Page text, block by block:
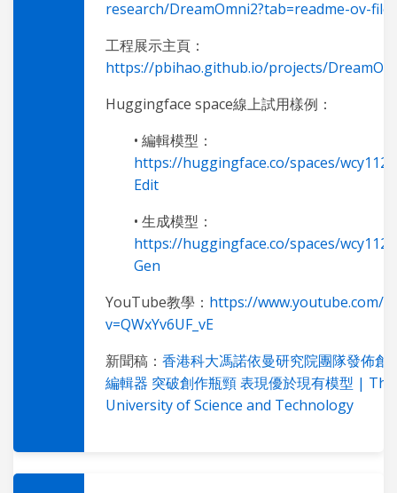
research/DreamOmni2?tab=readme-ov-file
工程展示主頁：
https://pbihao.github.io/projects/
Huggingface space線上試用樣例：
• 編輯模型：
https://huggingface.co/spaces/
Edit
• 生成模型：
https://huggingface.co/spaces/
Gen
YouTube教學： https://www.youtube.com/
v=QWxYv6UF_vE
新聞稿： 香港科大馮諾依曼研究院團隊發佈創
編輯器 突破創作瓶頸 表現優於現有模型 |
University of Science and Technology